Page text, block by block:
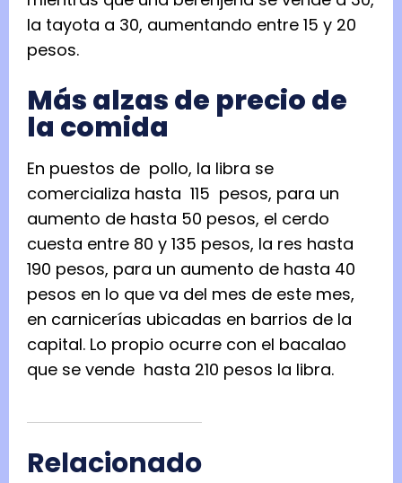
la tayota a 30, aumentando entre 15 y 20
pesos.
Más alzas de precio de
la comida
En puestos de pollo, la libra se
comercializa hasta 115 pesos, para un
aumento de hasta 50 pesos, el cerdo
cuesta entre 80 y 135 pesos, la res hasta
190 pesos, para un aumento de hasta 40
pesos en lo que va del mes de este mes,
en carnicerías ubicadas en barrios de la
capital. Lo propio ocurre con el bacalao
que se vende hasta 210 pesos la libra.
Relacionado